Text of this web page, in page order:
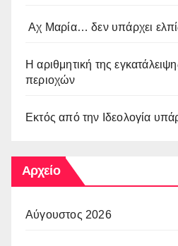
Αχ Μαρία… δεν υπάρχει
Η αριθμητική της
περιοχών
Εκτός από την Ιδεολογία
Αρχείο
Αύγουστος 2026